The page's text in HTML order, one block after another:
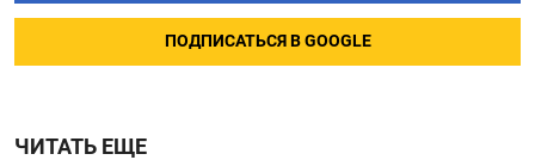
ПОДПИСАТЬСЯ В GOOGLE
ЧИТАТЬ ЕЩЕ